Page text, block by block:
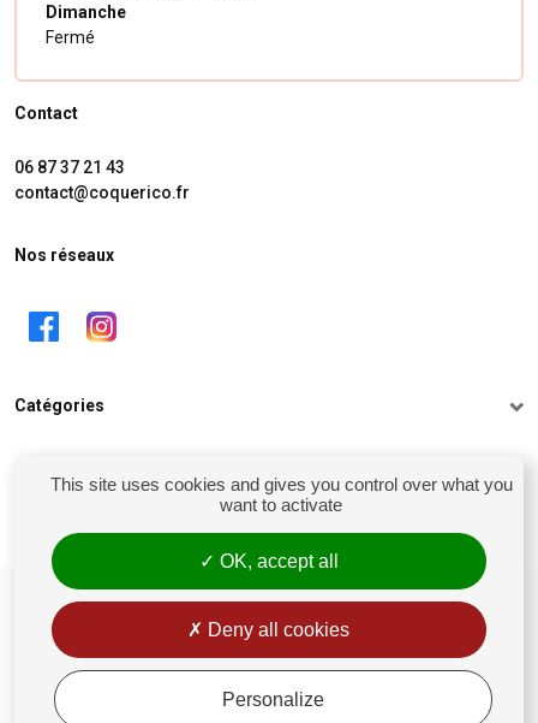
Dimanche
Fermé
Contact
06 87 37 21 43
contact@coquerico.fr
Nos réseaux
Catégories
Mon compte
siret : 81238106900028
Conditions générales de vente
Rétractation
Mentions légales
This site uses cookies and gives you control over what you
want to activate
OK, accept all
Deny all cookies
Personalize